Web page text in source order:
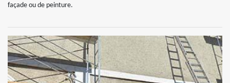
façade ou de peinture.